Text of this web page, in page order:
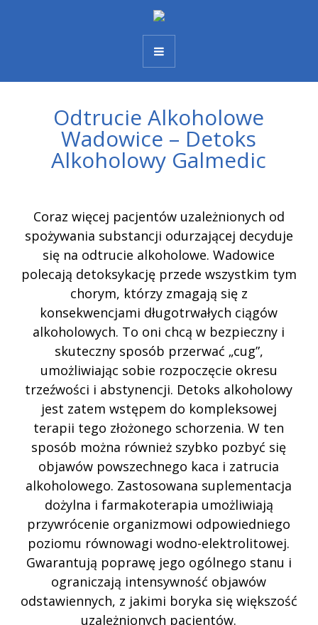
Odtrucie Alkoholowe
Wadowice – Detoks
Alkoholowy Galmedic
Coraz więcej pacjentów uzależnionych od
spożywania substancji odurzającej decyduje
się na odtrucie alkoholowe. Wadowice
polecają detoksykację przede wszystkim tym
chorym, którzy zmagają się z
konsekwencjami długotrwałych ciągów
alkoholowych. To oni chcą w bezpieczny i
skuteczny sposób przerwać „cug”,
umożliwiając sobie rozpoczęcie okresu
trzeźwości i abstynencji. Detoks alkoholowy
jest zatem wstępem do kompleksowej
terapii tego złożonego schorzenia. W ten
sposób można również szybko pozbyć się
objawów powszechnego kaca i zatrucia
alkoholowego. Zastosowana suplementacja
dożylna i farmakoterapia umożliwiają
przywrócenie organizmowi odpowiedniego
poziomu równowagi wodno-elektrolitowej.
Gwarantują poprawę jego ogólnego stanu i
ograniczają intensywność objawów
odstawiennych, z jakimi boryka się większość
uzależnionych pacjentów.